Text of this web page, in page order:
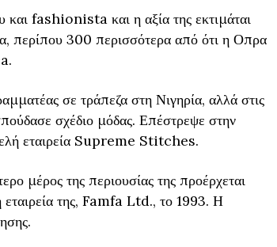
και fashionista και η αξία της εκτιμάται
περίπου 300 περισσότερα από ότι η Οπρα
σε τράπεζα στη Νιγηρία, αλλά στις
σχέδιο μόδας. Επέστρεψε στην
εταιρεία Supreme Stitches.
μέρος της περιουσίας της προέρχεται
εταιρεία της, Famfa Ltd., το 1993. Η